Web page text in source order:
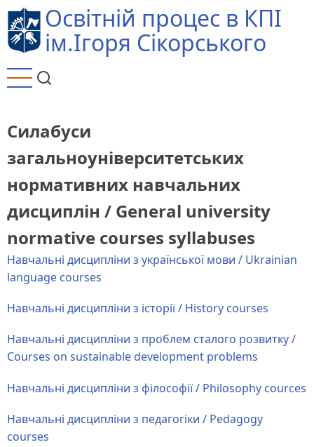
Перейти
до
основного
Освітній процес в КПІ
ім.Ігоря Сікорського
Силабуси
загальноуніверситетських
нормативних навчальних
дисциплін / General university
normative courses syllabuses
Навчальні дисципліни з української мови / Ukrainian
language courses
Навчальні дисципліни з історії / History courses
Навчальні дисципліни з проблем сталого розвитку /
Courses on sustainable development problems
Навчальні дисципліни з філософії / Philosophy cources
Навчальні дисципліни з педагогіки / Pedagogy
courses